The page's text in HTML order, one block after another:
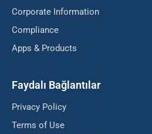
Corporate Information
Compliance
Apps & Products
Faydalı Bağlantılar
Privacy Policy
Terms of Use